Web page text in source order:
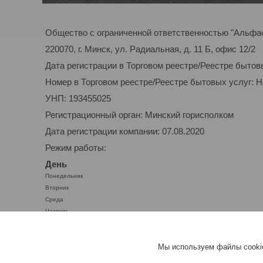
Общество с ограниченной ответственностью
220070, г. Минск, ул. Радиальная, д. 11 Б, офис 12/2
Дата регистрации в Торговом реестре/Реестре
Номер в Торговом реестре/Реестре бытовых услуг:
УНП: 193455025
Регистрационный орган: Минский горисполком
Дата регистрации компании: 07.08.2020
Режим работы:
День
Понедельник
Вторник
Среда
Четверг
Мы используем файлы